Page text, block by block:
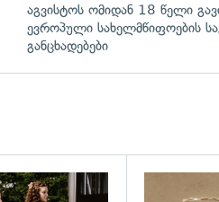
აგვისტოს ომიდან 18 წელი
ევროპული სახელმწიფოების
განცხადებები